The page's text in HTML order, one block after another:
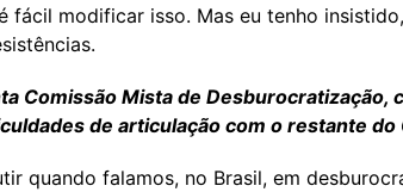
fácil modificar isso. Mas eu tenho
Comissão Mista de Desburocratização,
de articulação com o restante do
quando falamos, no Brasil, em